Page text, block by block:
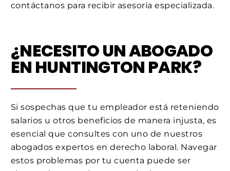
contáctanos para recibir asesoría especializada.
¿NECESITO UN ABOGADO
EN HUNTINGTON PARK?
Si sospechas que tu empleador está reteniendo
salarios u otros beneficios de manera injusta, es
esencial que consultes con uno de nuestros
abogados expertos en derecho laboral. Navegar
estos problemas por tu cuenta puede ser